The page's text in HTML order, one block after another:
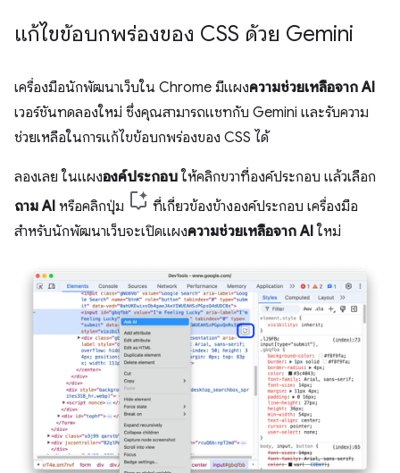
แก้ไขข้อบกพร่องของ CSS ด้วย Gemini
เครื่องมือนักพัฒนาเว็บใน Chrome มีแผงความช่วยเหลือจาก AI
เวอร์ชันทดลองใหม่ ซึ่งคุณสามารถแชทกับ Gemini และรับความ
ช่วยเหลือในการแก้ไขข้อบกพร่องของ CSS ได้
ลองเลย ในแผงองค์ประกอบ ให้คลิกขวาที่องค์ประกอบ แล้วเลือก
ถาม AI หรือคลิกปุ่ม
ที่เกี่ยวข้องข้างองค์ประกอบ เครื่องมือ
สำหรับนักพัฒนาเว็บจะเปิดแผงความช่วยเหลือจาก AI ใหม่